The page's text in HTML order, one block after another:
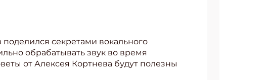
секретами вокального
обрабатывать звук во время
от Алексея Кортнева будут полезны